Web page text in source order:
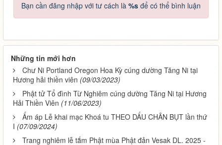
Bạn cần đăng nhập với tư cách là %s để có thể bình luận
Những tin mới hơn
Chư Ni Portland Oregon Hoa Kỳ cúng dường Tăng Ni tại
Hương hải thiền viên (09/03/2023)
Phật tử Tổ đình Từ Nghiêm cúng dường Tăng Ni tại Hương
Hải Thiền Viên (11/06/2023)
Ấm áp Lễ khai mạc Khoá tu THEO DẤU CHÂN BỤT lần thứ
I (07/09/2024)
Trang nghiêm lễ tắm Phật mùa Phật đản Vesak DL. 2025 -